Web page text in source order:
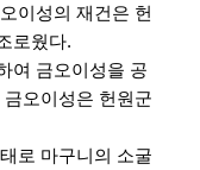
이성의 재건은 헌
로웠다.
여 금오이성을 공
오이성은 헌원군
로 마구니의 소굴